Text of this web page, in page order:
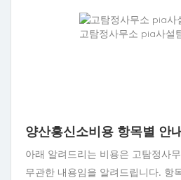
고탐정사무소 pia사설
양산흥신소비용 항목별 안
아래 알려드리는 비용은 고탐정사
무관한 내용임을 알려드립니다. 항